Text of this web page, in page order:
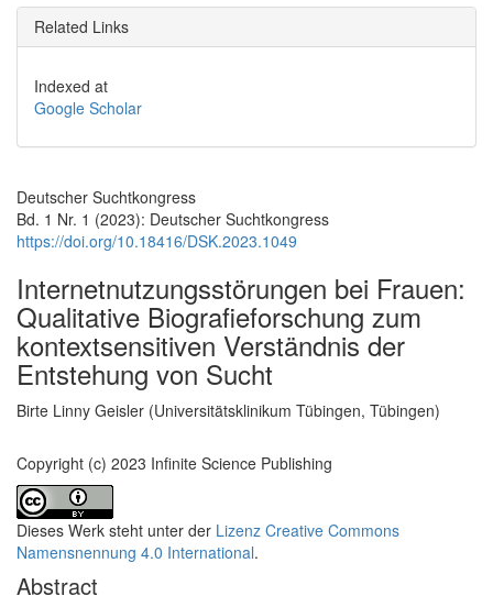
Related Links
Indexed at
Google Scholar
Deutscher Suchtkongress
Bd. 1 Nr. 1 (2023): Deutscher Suchtkongress
https://doi.org/10.18416/DSK.2023.1049
Internetnutzungsstörungen bei Frauen:
Qualitative Biografieforschung zum
kontextsensitiven Verständnis der
Entstehung von Sucht
Hauptsächlicher Artikelinhalt
Birte Linny Geisler (Universitätsklinikum Tübingen, Tübingen)
Copyright (c) 2023 Infinite Science Publishing
Dieses Werk steht unter der Lizenz Creative Commons
Namensnennung 4.0 International.
Abstract